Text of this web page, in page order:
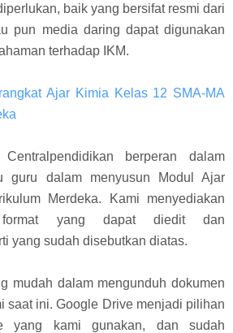
baik yang bersifat resmi dari
pun media daring dapat digunakan
terhadap IKM.
Ajar Kimia Kelas 12 SMA-MA
berperan dalam
guru dalam menyusun Modul Ajar
Merdeka. Kami menyediakan
yang dapat diedit dan
yang sudah disebutkan diatas.
mudah dalam mengunduh dokumen
saat ini. Google Drive menjadi pilihan
yang kami gunakan, dan sudah